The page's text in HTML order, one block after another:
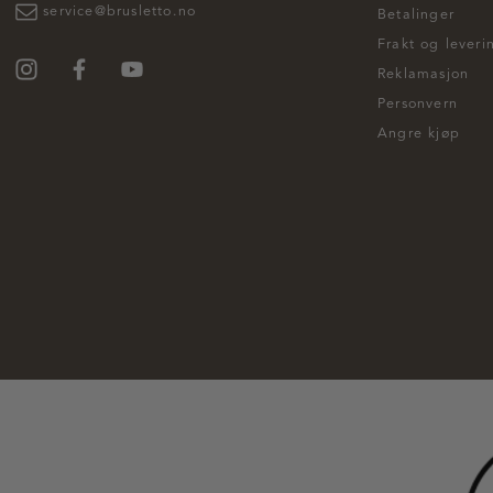
service@brusletto.no Betalinger
Frakt og
Reklamasjon
Personvern
Angre kjøp